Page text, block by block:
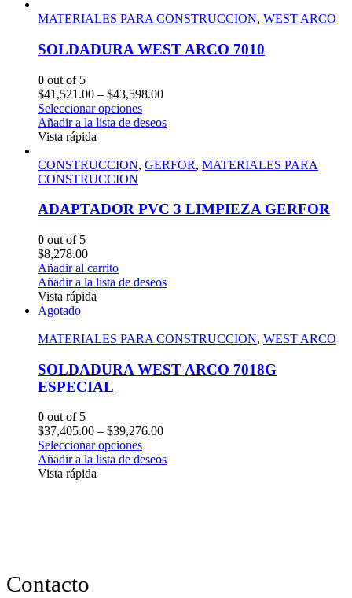
MATERIALES PARA CONSTRUCCION, WEST ARCO
SOLDADURA WEST ARCO 7010
0 out of 5
$41,521.00 – $43,598.00
Seleccionar opciones
Añadir a la lista de deseos
Vista rápida
CONSTRUCCION, GERFOR, MATERIALES PARA
CONSTRUCCION
ADAPTADOR PVC 3 LIMPIEZA GERFOR
0 out of 5
$8,278.00
Añadir al carrito
Añadir a la lista de deseos
Vista rápida
Agotado
MATERIALES PARA CONSTRUCCION, WEST ARCO
SOLDADURA WEST ARCO 7018G
ESPECIAL
0 out of 5
$37,405.00 – $39,276.00
Seleccionar opciones
Añadir a la lista de deseos
Vista rápida
Contacto